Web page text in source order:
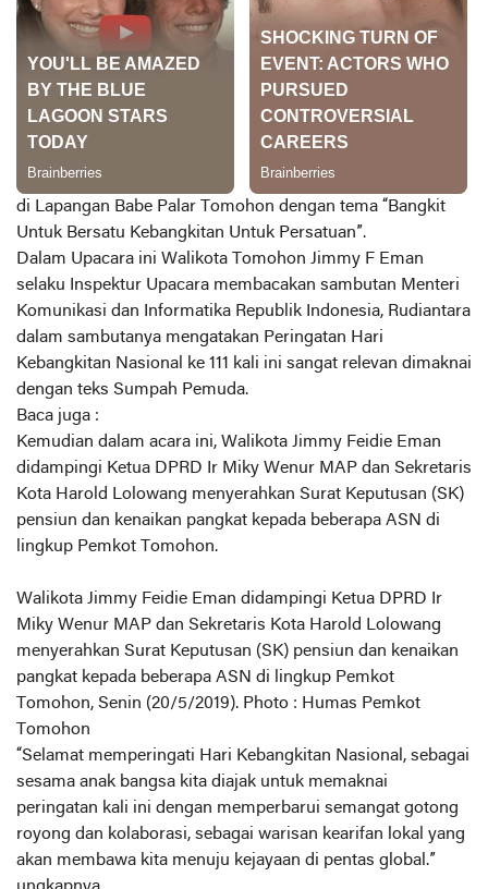
di Lapangan Babe Palar Tomohon dengan tema “Bangkit
Untuk Bersatu Kebangkitan Untuk Persatuan”.
Dalam Upacara ini Walikota Tomohon Jimmy F Eman
selaku Inspektur Upacara membacakan sambutan Menteri
Komunikasi dan Informatika Republik Indonesia, Rudiantara
dalam sambutanya mengatakan Peringatan Hari
Kebangkitan Nasional ke 111 kali ini sangat relevan dimaknai
dengan teks Sumpah Pemuda.
Baca juga :
Kemudian dalam acara ini, Walikota Jimmy Feidie Eman
didampingi Ketua DPRD Ir Miky Wenur MAP dan Sekretaris
Kota Harold Lolowang menyerahkan Surat Keputusan (SK)
pensiun dan kenaikan pangkat kepada beberapa ASN di
lingkup Pemkot Tomohon.
Walikota Jimmy Feidie Eman didampingi Ketua DPRD Ir
Miky Wenur MAP dan Sekretaris Kota Harold Lolowang
menyerahkan Surat Keputusan (SK) pensiun dan kenaikan
pangkat kepada beberapa ASN di lingkup Pemkot
Tomohon, Senin (20/5/2019). Photo : Humas Pemkot
Tomohon
“Selamat memperingati Hari Kebangkitan Nasional, sebagai
sesama anak bangsa kita diajak untuk memaknai
peringatan kali ini dengan memperbarui semangat gotong
royong dan kolaborasi, sebagai warisan kearifan lokal yang
akan membawa kita menuju kejayaan di pentas global.”